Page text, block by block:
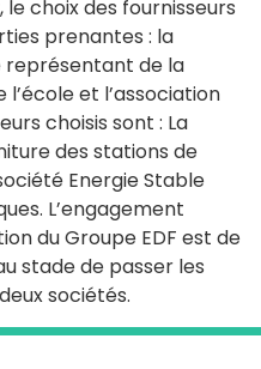
choix des fournisseurs
prenantes : la
représentant de la
et l’association
choisis sont : La
des stations de
Energie Stable
L’engagement
du Groupe EDF est de
stade de passer les
sociétés.